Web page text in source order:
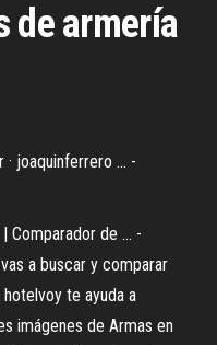
de armería
joaquinferrero ... -
Comparador de ... -
a buscar y comparar
te ayuda a
imágenes de Armas en